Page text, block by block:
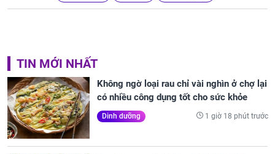
TIN MỚI NHẤT
Không ngờ loại rau chỉ vài nghìn ở chợ lại
có nhiều công dụng tốt cho sức khỏe
Dinh dưỡng 1 giờ 18 phút trước